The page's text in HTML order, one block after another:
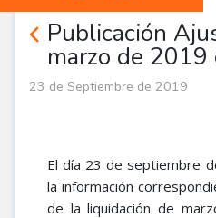
Publicación
marzo de
23 de Septiembre de 2019
El día 23 de septiembre
la información
de la liquidación de